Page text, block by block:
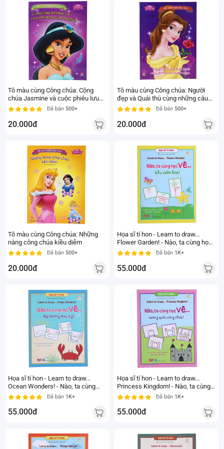
Tô màu cùng Công chúa: Công
chúa Jasmine và cuộc phiêu lưu
cùng Aladdin
Đã bán 500+
20.000đ
Tô màu cùng Công chúa: Người
đẹp và Quái thú cùng những câu
chuyện khác
Đã bán 500+
20.000đ
Tô màu cùng Công chúa: Những
nàng công chúa kiều diễm
Đã bán 500+
20.000đ
Họa sĩ tí hon - Learn to draw...
Flower Garden! - Nào, ta cùng học
vẽ...khu vườn hoa!
Đã bán 1K+
55.000đ
Họa sĩ tí hon - Learn to draw...
Ocean Wonders! - Nào, ta cùng
học vẽ...đại dương diệu kỳ!
Đã bán 1K+
55.000đ
Họa sĩ tí hon - Learn to draw...
Princess Kingdom! - Nào, ta cùng
học vẽ...vương quốc công chúa!
Đã bán 1K+
55.000đ